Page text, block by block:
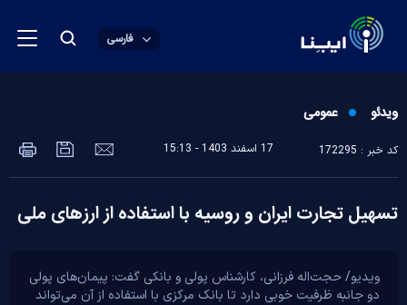
فارسی
ویدئو عمومی
کد خبر : 172295 17 اسفند 1403 - 15:13
تسهیل تجارت ایران و روسیه با استفاده از ارز‌های ملی
ویدیو/ حجت‌اله فرزانی، کارشناس پولی و بانکی گفت: پیمان‌های پولی
دو جانبه ظرفیت خوبی دارد تا بانک مرکزی با استفاده از آن می‌تواند